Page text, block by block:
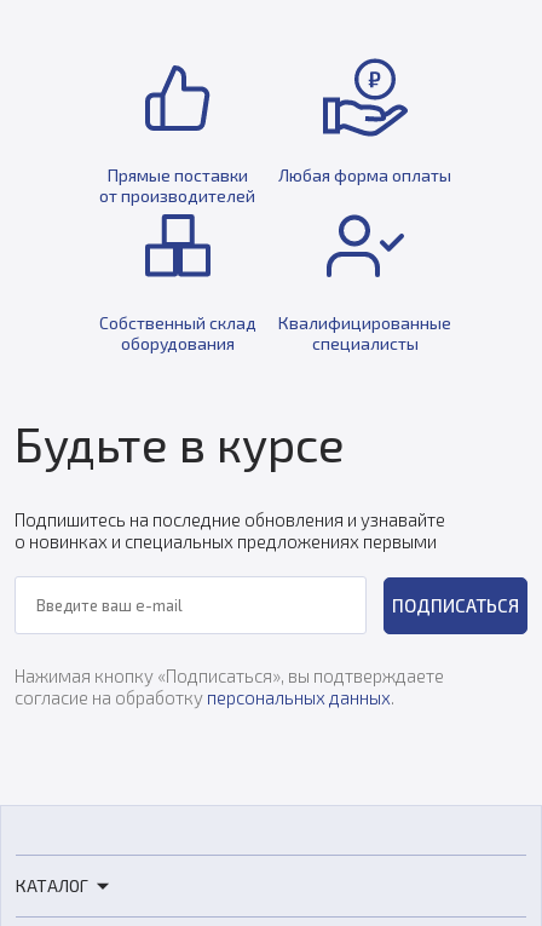
Прямые поставки
от производителей
Любая форма оплаты
Собственный склад
оборудования
Квалифицированные
специалисты
Будьте в курсе
Подпишитесь на последние обновления и узнавайте
о новинках и специальных предложениях первыми
ПОДПИСАТЬСЯ
Нажимая кнопку «Подписаться», вы подтверждаете
согласие на обработку персональных данных.
КАТАЛОГ